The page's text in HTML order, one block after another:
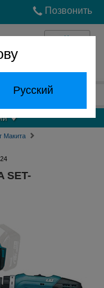
Русский
Позвонить
Войти
824-24-24
Макита
SET-